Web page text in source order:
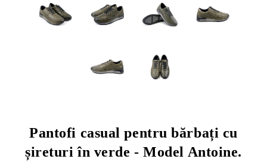
Pantofi casual pentru bărbați cu
șireturi în verde - Model Antoine.